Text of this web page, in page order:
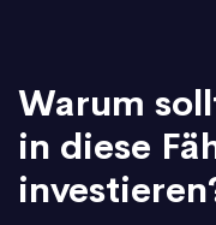
Warum
in diese